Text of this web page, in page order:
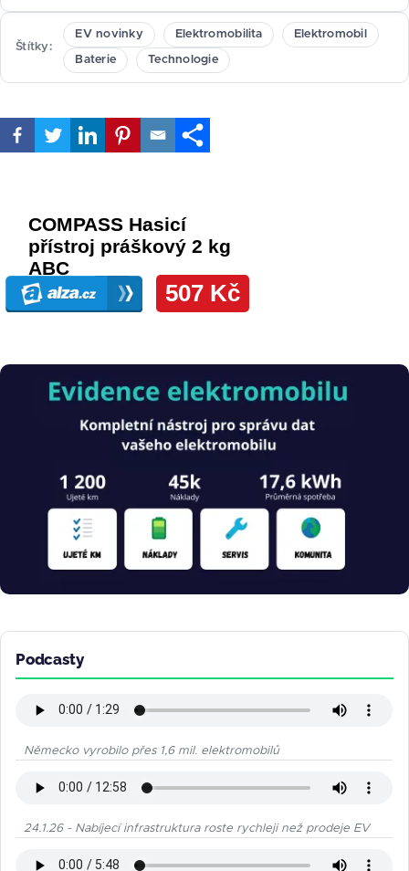
Štítky
EV novinky Elektromobilita Elektromobil
Baterie Technologie
Obrázek
Podcasty
Německo vyrobilo přes 1,6 mil. elektromobilů
24.1.26 - Nabíjecí infrastruktura roste rychleji než prodeje EV